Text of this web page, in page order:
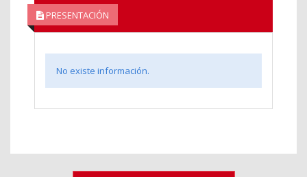
PRESENTACIÓN
No existe información.